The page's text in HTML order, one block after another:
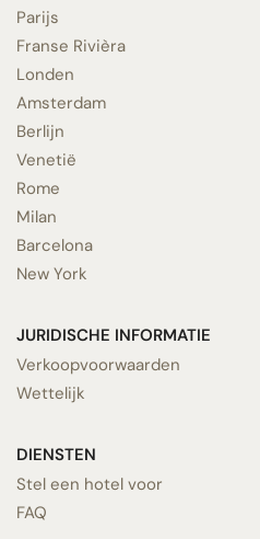
Parijs
Franse Rivièra
Londen
Amsterdam
Berlijn
Venetië
Rome
Milan
Barcelona
New York
JURIDISCHE INFORMATIE
Verkoopvoorwaarden
Wettelijk
DIENSTEN
Stel een hotel voor
FAQ